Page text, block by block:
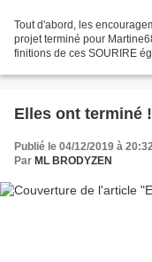
Tout d'abord, les
projet terminé pour
finitions de ces SOURIRE
Elles ont terminé !
Publié le 04/12/2019 à
Par ML BRODYZEN